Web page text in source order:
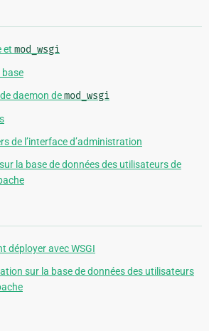
et mod_wsgi
daemon demod_wsgi
de l’interface d’administration
la base de données des utilisateurs de
déployer avec WSGI
sur la base de données des utilisateurs